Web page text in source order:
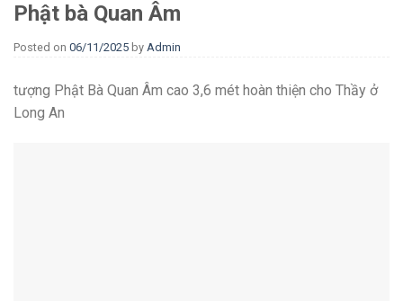
Phật bà Quan Âm
Posted on 06/11/2025 by Admin
tượng Phật Bà Quan Âm cao 3,6 mét hoàn thiện cho Thầy ở
Long An